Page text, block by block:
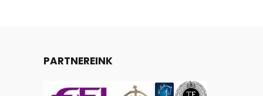
PARTNEREINK